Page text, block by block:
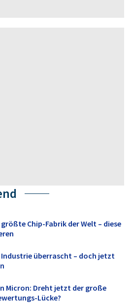
Chip-Fabrik der Welt – diese
überrascht – doch jetzt
Micron: Dreht jetzt der große
Lücke?